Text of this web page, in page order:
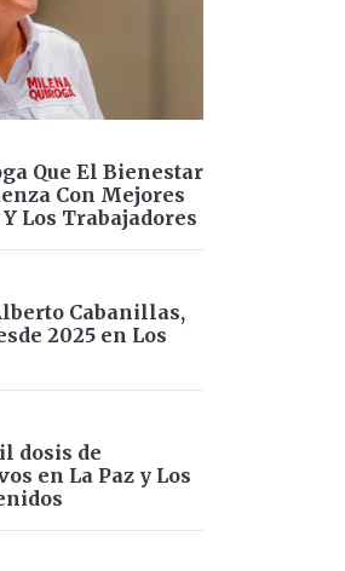
Que El Bienestar
Con Mejores
Los Trabajadores
Cabanillas,
2025 en Los
dosis de
en La Paz y Los